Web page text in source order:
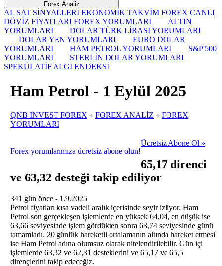
Forex Analiz
AL SAT SİNYALLERİ EKONOMİK TAKVİM FOREX CANLI
DÖVİZ FİYATLARI FOREX YORUMLARI
ALTIN
YORUMLARI
DOLAR TÜRK LİRASI YORUMLARI
DOLAR YEN YORUMLARI
EURO DOLAR
YORUMLARI
HAM PETROL YORUMLARI
S&P 500
YORUMLARI
STERLİN DOLAR YORUMLARI
SPEKÜLATİF ALGI ENDEKSİ
Ham Petrol - 1 Eylül 2025
QNB INVEST FOREX FOREX ANALİZ
FOREX
YORUMLARI
Forex yorumlarımıza ücretsiz abone olun!
Ücretsiz Abone Ol »
65,17 direnci
ve 63,32 desteği takip ediliyor
341 gün önce - 1.9.2025
Petrol fiyatları kısa vadeli aralık içerisinde seyir izliyor. Ham
Petrol son gerçekleşen işlemlerde en yüksek 64,04, en düşük ise
63,66 seviyesinde işlem gördükten sonra 63,74 seviyesinde günü
tamamladı. 20 günlük hareketli ortalamanın altında hareket etmesi
ise Ham Petrol adına olumsuz olarak nitelendirilebilir. Gün içi
işlemlerde 63,32 ve 62,31 desteklerini ve 65,17 ve 65,5
dirençlerini takip edeceğiz.